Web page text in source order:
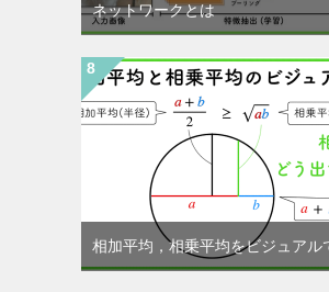
ネットワークとは
相加平均，相乗平均をビジュアル